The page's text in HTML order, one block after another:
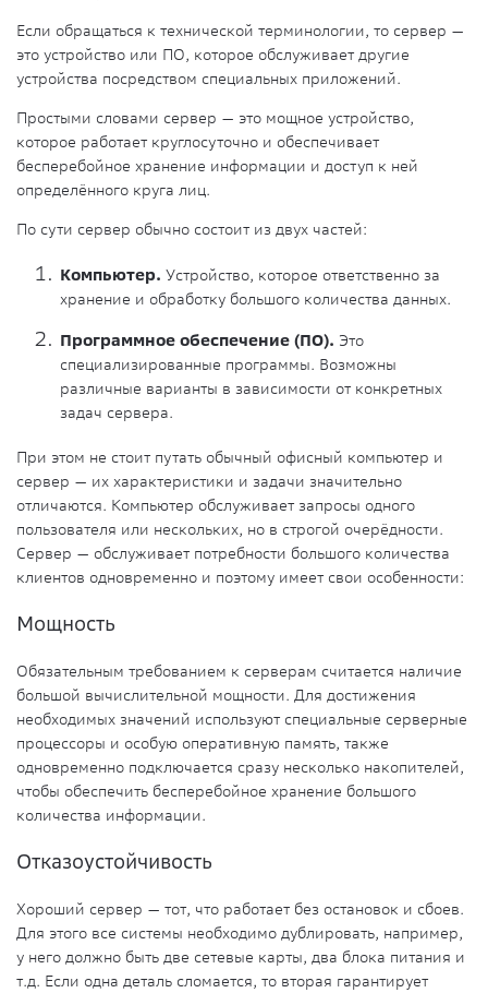
Если обращаться к технической терминологии, то сервер —
это устройство или ПО, которое обслуживает другие
устройства посредством специальных приложений.
Простыми словами сервер — это мощное устройство,
которое работает круглосуточно и обеспечивает
бесперебойное хранение информации и доступ к ней
определённого круга лиц.
По сути сервер обычно состоит из двух частей:
Компьютер. Устройство, которое ответственно за
хранение и обработку большого количества данных.
Программное обеспечение (ПО). Это
специализированные программы. Возможны
различные варианты в зависимости от конкретных
задач сервера.
При этом не стоит путать обычный офисный компьютер и
сервер — их характеристики и задачи значительно
отличаются. Компьютер обслуживает запросы одного
пользователя или нескольких, но в строгой очерёдности.
Сервер — обслуживает потребности большого количества
клиентов одновременно и поэтому имеет свои особенности:
Мощность
Обязательным требованием к серверам считается наличие
большой вычислительной мощности. Для достижения
необходимых значений используют специальные серверные
процессоры и особую оперативную память, также
одновременно подключается сразу несколько накопителей,
чтобы обеспечить бесперебойное хранение большого
количества информации.
Отказоустойчивость
Хороший сервер — тот, что работает без остановок и сбоев.
Для этого все системы необходимо дублировать, например,
у него должно быть две сетевые карты, два блока питания и
т.д. Если одна деталь сломается, то вторая гарантирует